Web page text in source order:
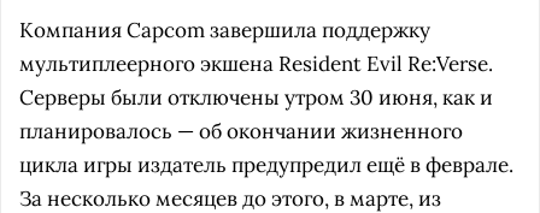
Компания Capcom завершила поддержку
мультиплеерного экшена Resident Evil Re:Verse.
Серверы были отключены утром 30 июня, как и
планировалось — об окончании жизненного
цикла игры издатель предупредил ещё в феврале.
За несколько месяцев до этого, в марте, из